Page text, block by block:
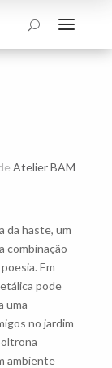
U a
Atelier BAM
da haste, um
combinação
Em
pode
uma
no jardim
ambiente